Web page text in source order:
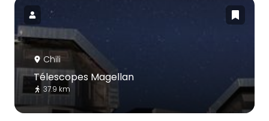
Chili
Télescopes Magellan
37.9 km